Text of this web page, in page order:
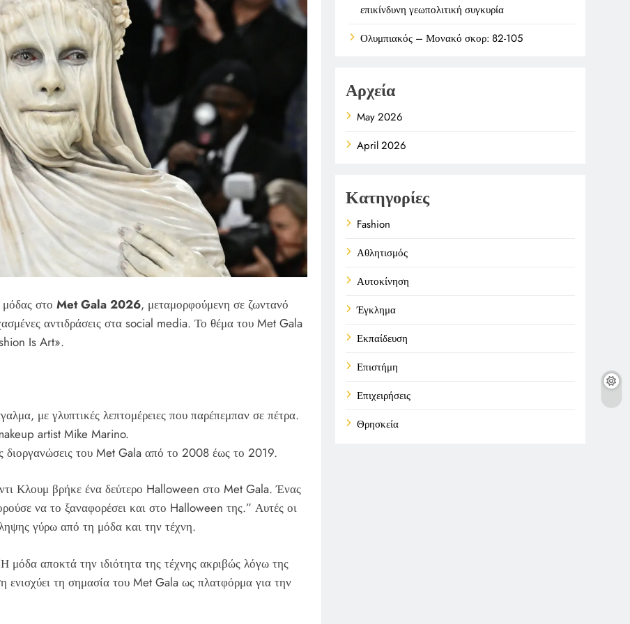
στο Met Gala 2026, μεταμορφούμενη σε ζωντανό
αντιδράσεις στα social media. Το θέμα του Met Gala
Is Art».
με γλυπτικές λεπτομέρειες που παρέπεμπαν σε πέτρα.
artist Mike Marino.
διοργανώσεις του Met Gala από το 2008 έως το 2019.
Κλουμ βρήκε ένα δεύτερο Halloween στο Met Gala. Ένας
να το ξαναφορέσει και στο Halloween της.” Αυτές οι
γύρω από τη μόδα και την τέχνη.
αποκτά την ιδιότητα της τέχνης ακριβώς λόγω της
τη σημασία του Met Gala ως πλατφόρμα για την
επικίνδυνη γεωπολιτική συγκυρία
Ολυμπιακός – Μονακό σκορ: 82-105
Αρχεία
May 2026
April 2026
Κατηγορίες
Fashion
Αθλητισμός
Αυτοκίνηση
Έγκλημα
Εκπαίδευση
Επιστήμη
Επιχειρήσεις
Θρησκεία